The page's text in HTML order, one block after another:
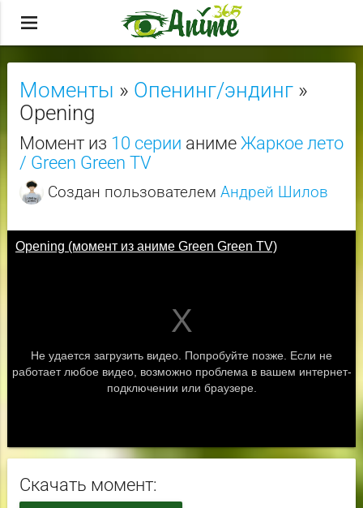
menu
Моменты » Опенинг/эндинг»
Opening
Момент из 10 серии анимеЖаркое лето
/ Green Green TV
Создан пользователем Андрей Шилов
Скачать момент: